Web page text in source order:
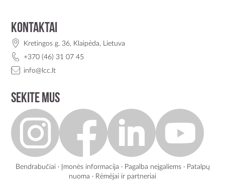
Kontaktai
Kretingos g. 36, Klaipėda, Lietuva
+370 (46) 31 07 45
info@lcc.lt
Sekite mus
Bendrabučiai · Įmonės informacija · Pagalba neįgaliems· Patalpų
nuoma · Rėmėjai ir partneriai